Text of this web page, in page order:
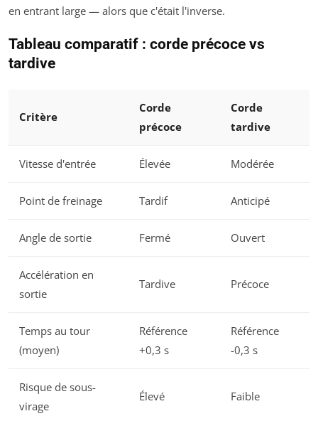
en entrant large — alors que c'était l'inverse.
Tableau comparatif : corde précoce vs
tardive
Critère
Corde
précoce
Corde
tardive
Vitesse d'entrée Élevée Modérée
Point de freinage Tardif Anticipé
Angle de sortie Fermé Ouvert
Accélération en
sortie
Tardive Précoce
Temps au tour
(moyen)
Référence
+0,3 s
Référence
-0,3 s
Risque de sous-
virage
Élevé Faible